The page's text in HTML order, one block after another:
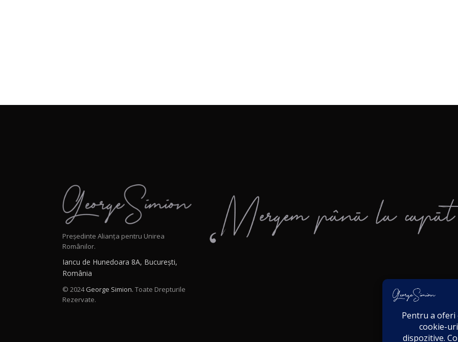
Președinte Alianța pentru Unirea
Românilor.
Iancu de Hunedoara 8A, București,
România
© 2024George Simion. Toate Drepturile
Rezervate.